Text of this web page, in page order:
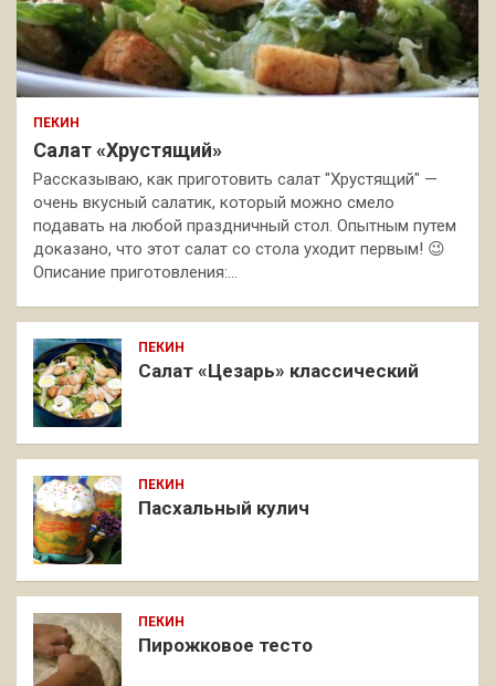
ПЕКИН
Салат «Хрустящий»
Рассказываю, как приготовить салат "Хрустящий" —
очень вкусный салатик, который можно смело
подавать на любой праздничный стол. Опытным путем
доказано, что этот салат со стола уходит первым! 😉
Описание приготовления:…
ПЕКИН
Салат «Цезарь» классический
ПЕКИН
Пасхальный кулич
ПЕКИН
Пирожковое тесто